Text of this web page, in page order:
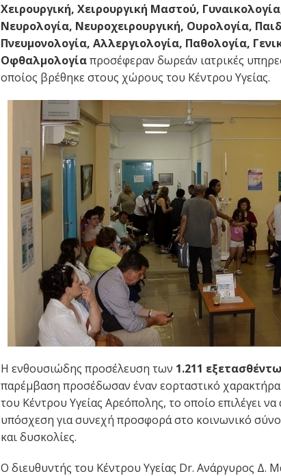
Χειρουργική, Χειρουργική Μαστού,
Νευρολογία, Νευροχειρουργική, Ουρολογία,
Πνευμονολογία, Αλλεργιολογία, Παθολογία,
Οφθαλμολογίαπροσέφεραν δωρεάν ιατρικές
οποίος βρέθηκε στους χώρους του Κέντρου Υγείας.
Η ενθουσιώδης προσέλευση των 1.211
παρέμβαση προσέδωσαν έναν εορταστικό
του Κέντρου Υγείας Αρεόπολης, το οποίο επιλέγει να
υπόσχεση για συνεχή προσφορά στο κοινωνικό
και δυσκολίες.
Ο διευθυντής του Κέντρου Υγείας Dr. Ανάργυρος Δ.